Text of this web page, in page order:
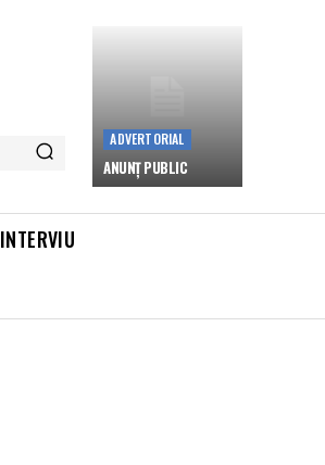
ADVERTORIAL
ANUNȚ PUBLIC
INTERVIU